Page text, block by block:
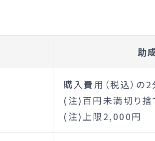
助
購入費用（税込）の
(注)百円未満切り捨
(注)上限2,000円